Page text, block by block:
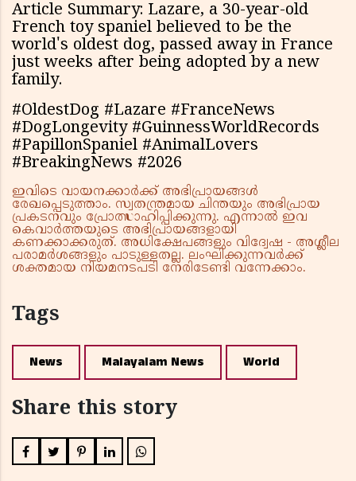
Article Summary: Lazare, a 30-year-old
French toy spaniel believed to be the
world's oldest dog, passed away in France
just weeks after being adopted by a new
family.
#OldestDog #Lazare #FranceNews
#DogLongevity #GuinnessWorldRecords
#PapillonSpaniel #AnimalLovers
#BreakingNews #2026
ഇവിടെ വായനക്കാർക്ക് അഭിപ്രായങ്ങൾ
രേഖപ്പെടുത്താം. സ്വതന്ത്രമായ ചിന്തയും അഭിപ്രായ
പ്രകടനവും പ്രോത്സാഹിപ്പിക്കുന്നു. എന്നാൽ ഇവ
കെവാർത്തയുടെ അഭിപ്രായങ്ങളായി
കണക്കാക്കരുത്. അധിക്ഷേപങ്ങളും വിദ്വേഷ - അശ്ലീല
പരാമർശങ്ങളും പാടുള്ളതല്ല. ലംഘിക്കുന്നവർക്ക്
ശക്തമായ നിയമനടപടി നേരിടേണ്ടി വന്നേക്കാം.
Tags
News Malayalam News World
Share this story